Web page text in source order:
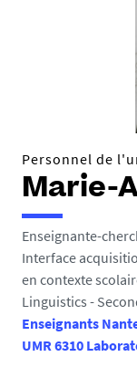
Personnel de
Marie-
Enseignante-
Interface
en contexte
Linguistics -
Enseignants
UMR 6310